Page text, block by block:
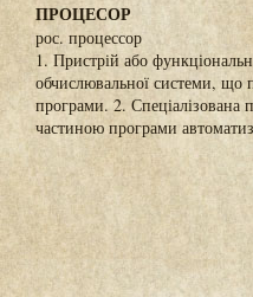
ПРОЦЕСОР
рос. процессор
1. Пристрій або
обчислювальної системи, що
програми. 2.
частиною програми